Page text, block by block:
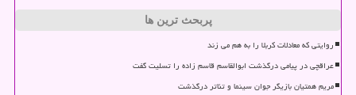
پربحث ترین ها
روایتی که معادلات کربلا را به هم می زند
عراقچی در پیامی درگذشت ابوالقاسم قاسم زاده را تسلیت گفت
مریم همتیان بازیگر جوان سینما و تئاتر درگذشت